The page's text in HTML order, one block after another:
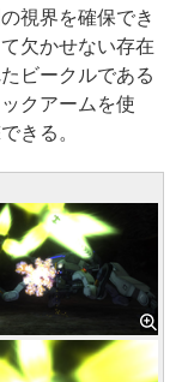
視界を確保でき
欠かせない存在
ビークルである
クアームを使
きる。